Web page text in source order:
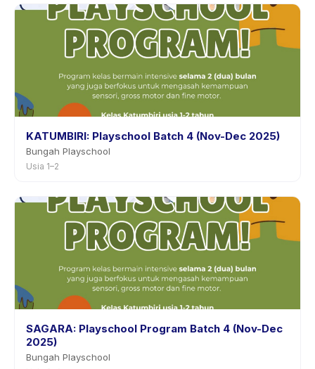
KATUMBIRI: Playschool Batch 4 (Nov-Dec 2025)
Bungah Playschool
Usia 1–2
SAGARA: Playschool Program Batch 4 (Nov-Dec
2025)
Bungah Playschool